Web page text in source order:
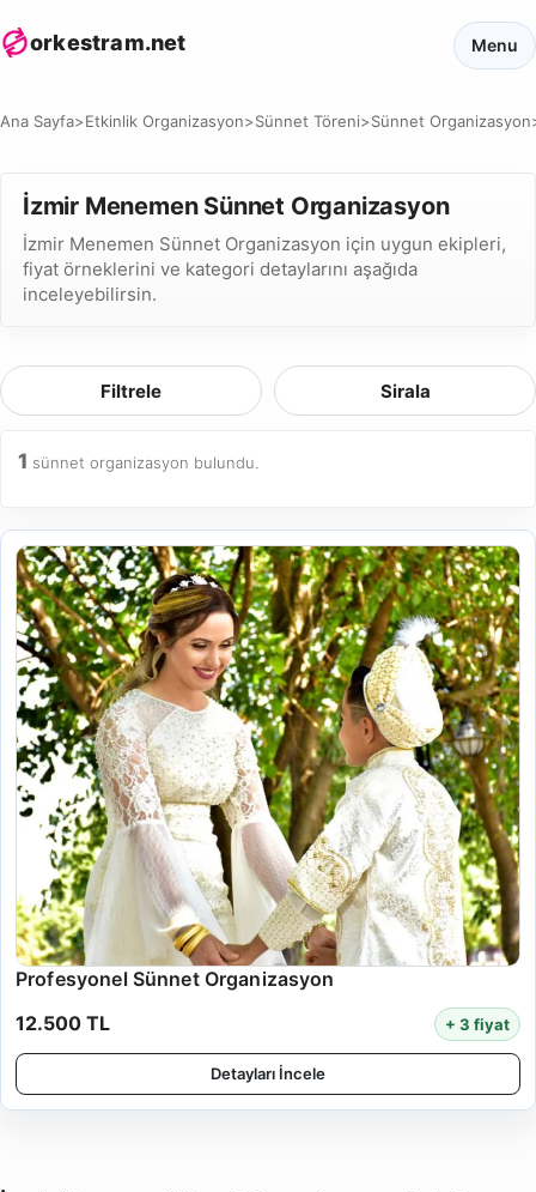
orkestram.net Menu
Ana Sayfa>Etkinlik Organizasyon>Sünnet Töreni>Sünnet Organizasyon
İzmir Menemen Sünnet Organizasyon
İzmir Menemen Sünnet Organizasyon için uygun ekipleri,
fiyat örneklerini ve kategori detaylarını aşağıda
inceleyebilirsin.
Filtrele Sirala
1 sünnet organizasyon bulundu.
Profesyonel Sünnet Organizasyon
12.500 TL
+ 3 fiyat
Detayları İncele